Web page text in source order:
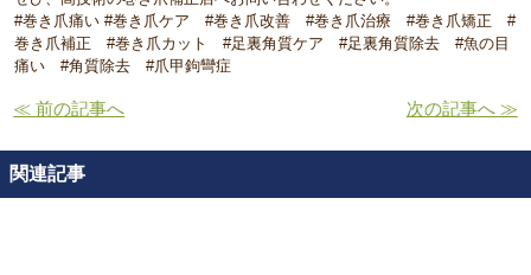
#巻き爪痛い #巻き爪ケア #巻き爪改善 #巻き爪治療 #巻き爪矯正 #
巻き爪補正 #巻き爪カット #足裏角質ケア #足裏角質除去 #魚の目
痛い #角質除去 #爪甲鉤彎症
≪ 前の記事へ 次の記事へ ≫
関連記事